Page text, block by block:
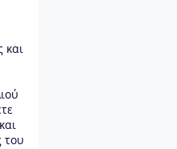
και
του